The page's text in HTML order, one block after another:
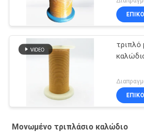
τριπλό
Μονωμένο τριπλάσιο καλώδιο